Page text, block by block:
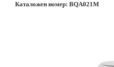
Каталожен номер: BQA021M